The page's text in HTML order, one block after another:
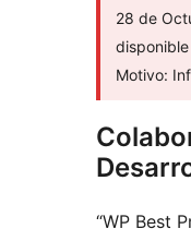
28 de
Motivo:
“WP Best